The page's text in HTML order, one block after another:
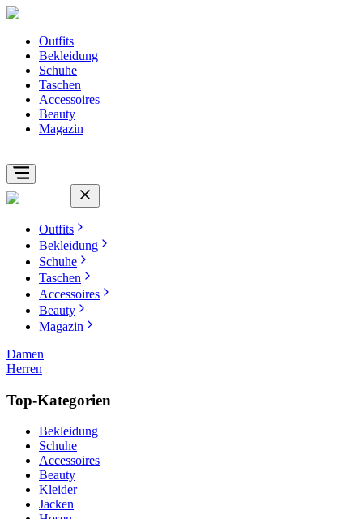
Outfits
Bekleidung
Schuhe
Taschen
Accessoires
Beauty
Magazin
Outfits
Bekleidung
Schuhe
Taschen
Accessoires
Beauty
Magazin
Damen
Herren
Top-Kategorien
Bekleidung
Schuhe
Accessoires
Beauty
Kleider
Jacken